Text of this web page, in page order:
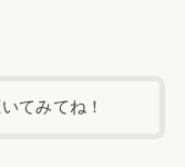
てみてね！